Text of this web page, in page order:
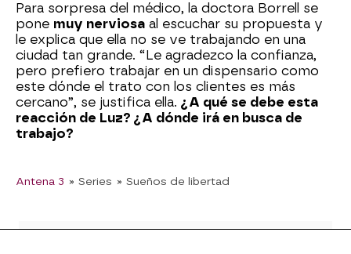
Para sorpresa del médico, la doctora Borrell se
pone muy nerviosa al escuchar su propuesta y
le explica que ella no se ve trabajando en una
ciudad tan grande. “Le agradezco la confianza,
pero prefiero trabajar en un dispensario como
este dónde el trato con los clientes es más
cercano”, se justifica ella. ¿A qué se debe esta
reacción de Luz? ¿A dónde irá en busca de
trabajo?
Antena 3 » Series » Sueños de libertad